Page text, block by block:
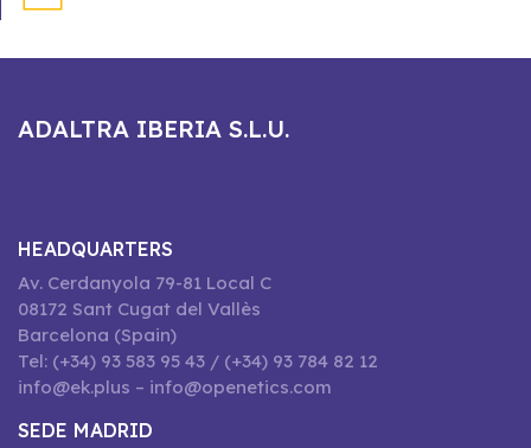
ADALTRA IBERIA S.L.U.
HEADQUARTERS
Av. Cerdanyola 79-81 Local C
08172 Sant Cugat del Vallès
Barcelona (Spain)
Tel: (+34) 93 583 95 43 / (+34) 93 784 82 12
info@ek.plus – info@openetics.com
SEDE MADRID